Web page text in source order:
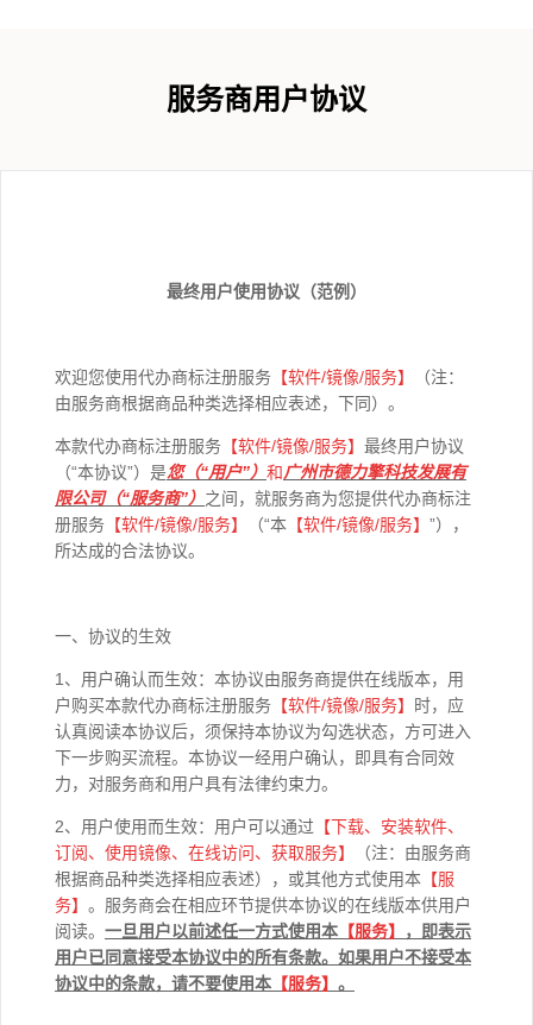
服务商用户协议
最终用户使用协议（范例）
欢迎您使用代办商标注册服务 【软件/镜像/服务】
（注：
由服务商根据商品种类选择相应表述，下同）。
本款代办商标注册服务 【软件/镜像/服务】 最终用户协议
（“本协议”）是您（“用户”） 和广州市德力擎科技发展有
限公司（“服务商”） 之间，就服务商为您提供代办商标注
册服务 【软件/镜像/服务】 （“本 【软件/镜像/服务】 ”），
所达成的合法协议。
一、协议的生效
1、用户确认而生效：本协议由服务商提供在线版本，用
户购买本款代办商标注册服务 【软件/镜像/服务】
时，应
认真阅读本协议后，须保持本协议为勾选状态，方可进入
下一步购买流程。本协议一经用户确认，即具有合同效
力，对服务商和用户具有法律约束力。
2、用户使用而生效：用户可以通过 【下载、安装软件、
订阅、使用镜像、在线访问、获取服务】
（注：由服务商
根据商品种类选择相应表述），或其他方式使用本 【服
务】 。服务商会在相应环节提供本协议的在线版本供用户
阅读。 一旦用户以前述任一方式使用本 【服务】
，即表示
用户已同意接受本协议中的所有条款。如果用户不接受本
协议中的条款，请不要使用本 【服务】 。